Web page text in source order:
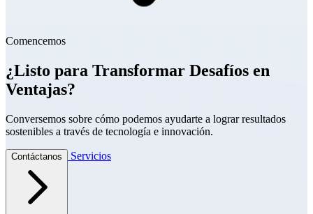
Comencemos
¿Listo para Transformar Desafíos en
Ventajas?
Conversemos sobre cómo podemos ayudarte a lograr resultados
sostenibles a través de tecnología e innovación.
Contáctanos Servicios